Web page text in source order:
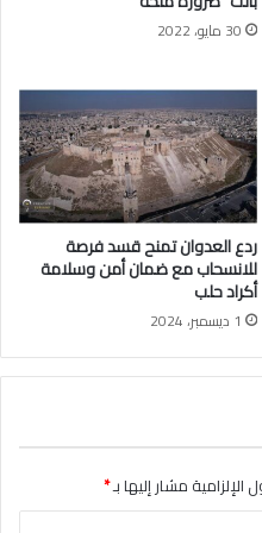
30 مايو، 2022
ردع العدوان تمنح قسد فرصة
للانسحاب مع ضمان أمن وسلامة
أكراد حلب
1 ديسمبر، 2024
الإلزامية مشار إليها بـ*